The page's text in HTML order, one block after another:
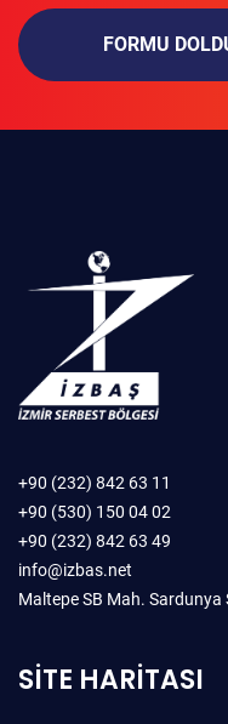
FORMU
+90 (232) 842 63 11
+90 (530) 150 04 02
+90 (232) 842 63 49
info@izbas.net
Maltepe SB Mah.
SITE HARITASI